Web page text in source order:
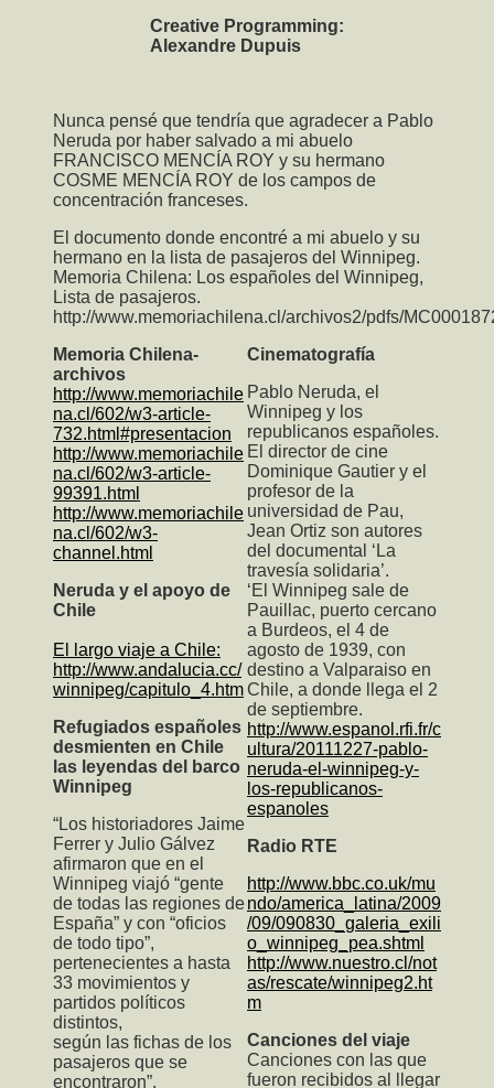
Creative Programming:
Alexandre Dupuis
Nunca pensé que tendría que agradecer a Pablo
Neruda por haber salvado a mi abuelo
FRANCISCO MENCÍA ROY y su hermano
COSME MENCÍA ROY de los campos de
concentración franceses.
El documento donde encontré a mi abuelo y su
hermano en la lista de pasajeros del Winnipeg.
Memoria Chilena: Los españoles del Winnipeg,
Lista de pasajeros.
http://www.memoriachilena.cl/archivos2/pdfs/
Memoria Chilena-
archivos
http://www.memoriachile
na.cl/602/w3-article-
732.html#presentacion
http://www.memoriachile
na.cl/602/w3-article-
99391.html
http://www.memoriachile
na.cl/602/w3-
channel.html
Neruda y el apoyo de
Chile
El largo viaje a Chile:
http://www.andalucia.cc/
winnipeg/capitulo_4.htm
Refugiados españoles
desmienten en Chile
las leyendas del barco
Winnipeg
“Los historiadores Jaime
Ferrer y Julio Gálvez
afirmaron que en el
Winnipeg viajó “gente
de todas las regiones de
España” y con “oficios
de todo tipo”,
pertenecientes a hasta
33 movimientos y
partidos políticos
distintos,
según las fichas de los
pasajeros que se
encontraron”.
Cinematografía
Pablo Neruda, el
Winnipeg y los
republicanos españoles.
El director de cine
Dominique Gautier y el
profesor de la
universidad de Pau,
Jean Ortiz son autores
del documental ‘La
travesía solidaria’.
‘El Winnipeg sale de
Pauillac, puerto cercano
a Burdeos, el 4 de
agosto de 1939, con
destino a Valparaiso en
Chile, a donde llega el 2
de septiembre.
http://www.espanol.rfi.fr/c
ultura/20111227-pablo-
neruda-el-winnipeg-y-
los-republicanos-
espanoles
Radio RTE
http://www.bbc.co.uk/mu
ndo/america_latina/2009
/09/090830_galeria_exili
o_winnipeg_pea.shtml
http://www.nuestro.cl/not
as/rescate/winnipeg2.ht
m
Canciones del viaje
Canciones con las que
fueron recibidos al llegar